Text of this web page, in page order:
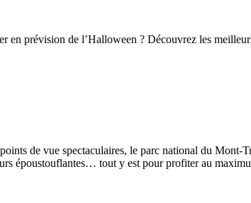
en prévision de l’Halloween ? Découvrez les
de vue spectaculaires, le parc national du Mont-
époustouflantes… tout y est pour profiter au